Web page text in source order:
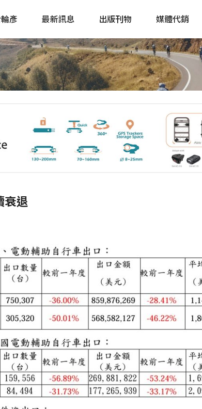
彥 最新訊息 出版刊物
自行車&電動車市場快訊
Update
單車誌 Cycling
戶外探索
主題書籍
媒體代銷
衰退